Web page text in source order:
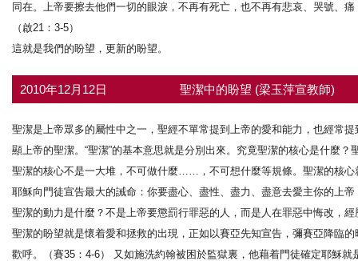
同在。上帝要擦去他們一切的眼淚，不再有死亡，也不再有悲哀、哭號、
（啟21：3-5）
這就是我們的盼望，更新的盼望。
2010年12月12日 聖潔中的盼望 (梁玉萍宣教師)
聖潔是上帝眾多的屬性中之一，聖經不單常提到上帝的愛和能力，也經常
顯上帝的聖潔。“聖潔”的基本意思就是分別出來。究竟聖潔的核心是什麼
聖潔的核心不是一大堆，不可做什麼……，不可想什麼等規條。聖潔的核
耶穌向門徒宣告最大的誡命：你要盡心、盡性、盡力、盡意去愛主你的上
聖潔的動力是什麼？不是上帝要懲罰行罪惡的人，而是人在罪惡中悔改，
聖潔的盼望就是懷着愛和拯救的出現，正如以賽亞先知宣告，彌賽亞降臨
歡呼。（賽35：4-6） 又如施洗約翰被困於監獄裏，他藉着門徒確定耶穌